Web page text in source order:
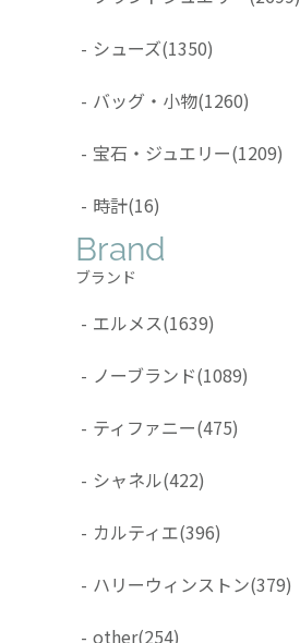
- シューズ(1350)
- バッグ・小物(1260)
- 宝石・ジュエリー(1209)
- 時計(16)
Brand
ブランド
- エルメス(1639)
- ノーブランド(1089)
- ティファニー(475)
- シャネル(422)
- カルティエ(396)
- ハリーウィンストン(379)
- other(254)